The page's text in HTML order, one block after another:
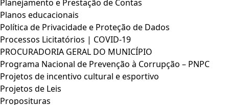
Planejamento e Prestação de Contas
Planos educacionais
Política de Privacidade e Proteção de Dados
Processos Licitatórios | COVID-19
PROCURADORIA GERAL DO MUNICÍPIO
Programa Nacional de Prevenção à Corrupção – PNPC
Projetos de incentivo cultural e esportivo
Projetos de Leis
Proposituras